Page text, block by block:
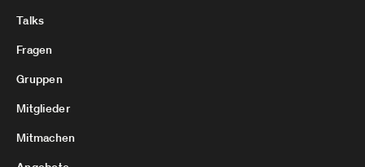
Talks
Fragen
Gruppen
Mitglieder
Mitmachen